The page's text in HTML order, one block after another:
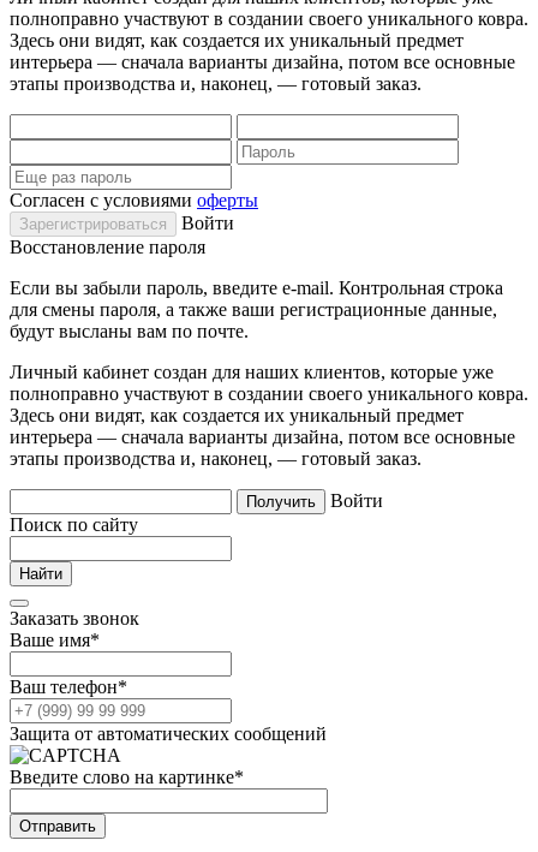
полноправно участвуют в создании своего уникального ковра.
Здесь они видят, как создается их уникальный предмет
интерьера — сначала варианты дизайна, потом все основные
этапы производства и, наконец, — готовый заказ.
Согласен с условиями оферты
Войти
Восстановление пароля
Если вы забыли пароль, введите e-mail. Контрольная строка
для смены пароля, а также ваши регистрационные данные,
будут высланы вам по почте.
Личный кабинет создан для наших клиентов, которые уже
полноправно участвуют в создании своего уникального ковра.
Здесь они видят, как создается их уникальный предмет
интерьера — сначала варианты дизайна, потом все основные
этапы производства и, наконец, — готовый заказ.
Войти
Поиск по сайту
Заказать звонок
Ваше имя*
Ваш телефон*
Защита от автоматических сообщений
Введите слово на картинке*